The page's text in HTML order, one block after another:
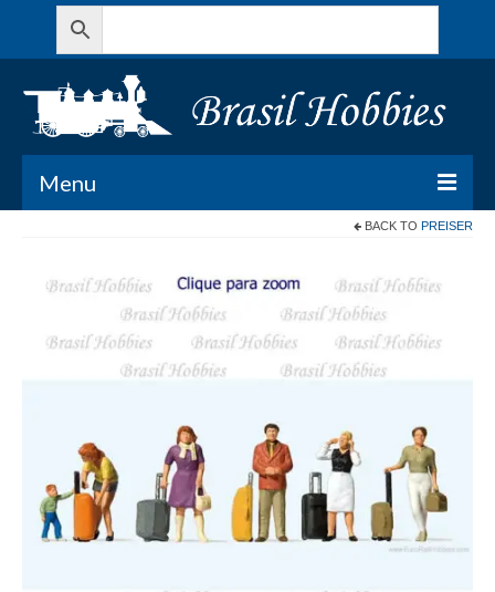
Menu
Meu Carrinho
Minha conta
BACK TO PREISER